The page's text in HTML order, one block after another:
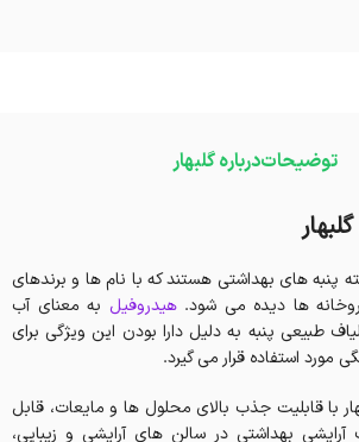
توضیحاتدرباره گلبهار
پنبه های بهداشتی هستند که با نام ها و برندهای
ها دیده می شود.هیدروفیل به معنای آب
طبیعی پنبه به دلیل دارا بودن این ویژگی برای
استفاده قرار می گیرد.
با قابلیت جذب بالای محلول ها و مایعات، قابل
آرایشی بهداشتی در سالن های آرایشی و زیبایی،